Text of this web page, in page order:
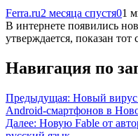
Ferra.ru2 месяца спустя01
В интернете появились
утверждается, показан
Навигация по
Предыдущая: Новый вирус
Android-смартфонов в
Далее: Новую Fable от